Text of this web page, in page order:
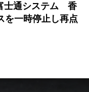
士通システム 香
一時停止し再点